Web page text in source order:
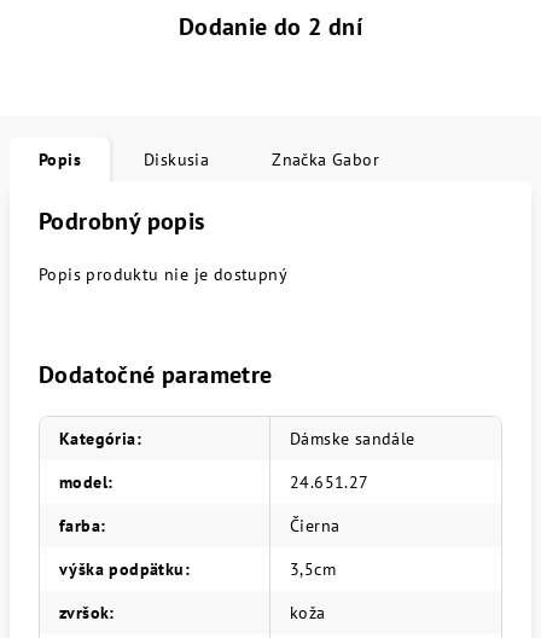
Dodanie do 2 dní
Popis Diskusia Značka Gabor
Podrobný popis
Popis produktu nie je dostupný
Dodatočné parametre
Kategória:
Dámske sandále
model:
24.651.27
farba:
Čierna
výška podpätku:
3,5cm
zvršok:
koža